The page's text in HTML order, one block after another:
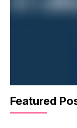
Featured